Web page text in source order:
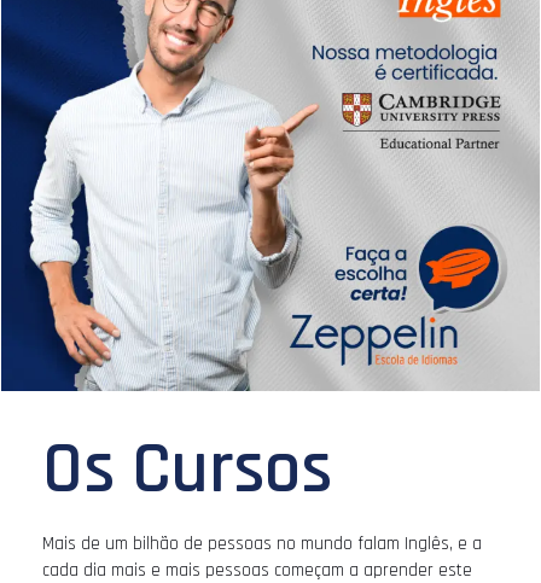
Os Cursos
Mais de um bilhão de pessoas no mundo falam Inglês, e a
cada dia mais e mais pessoas começam a aprender este